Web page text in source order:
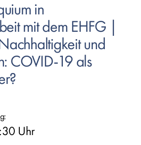
in
mit dem EHFG |
und
COVID-19 als
Uhr